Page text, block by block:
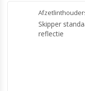
Skipper
reflectie